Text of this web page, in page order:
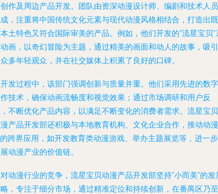
作及周边产品开发。团队由资深动漫设计师、编剧和技术人员
，注重将中国传统文化元素与现代动漫风格相结合，打造出既
土特色又符合国际审美的产品。例如，他们开发的“流星宝贝”
画，以奇幻冒险为主题，通过精美的画面和动人的故事，吸引
多年轻观众，并在社交媒体上积累了良好的口碑。
发过程中，该部门强调创新与质量并重。他们采用先进的数字
技术，确保动画流畅度和视觉效果；通过市场调研和用户反
不断优化产品内容，以满足不断变化的消费者需求。流星宝贝
产品开发部还积极与本地教育机构、文化企业合作，推动动漫
跨界应用，如开发教育类动漫游戏、举办主题展览等，进一步
动漫产业的价值链。
动漫行业的竞争，流星宝贝动漫产品开发部坚持“小而美”的发
，专注于细分市场，通过精准定位和持续创新，在番禺区乃至